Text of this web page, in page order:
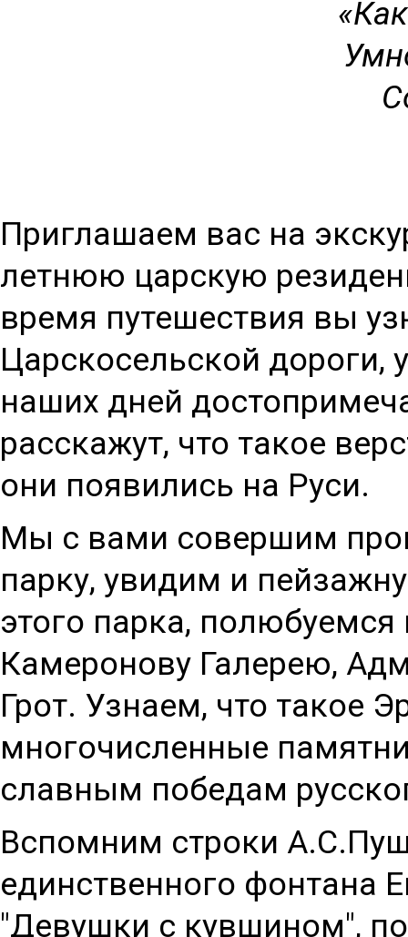
Приглашаем вас на
летнюю царскую
время путешествия вы
Царскосельской дороги,
наших дней
расскажут, что такое
они появились на Руси.
Мы с вами совершим
парку, увидим и
этого парка,
Камеронову Галерею,
Грот. Узнаем, что такое
многочисленные
славным победам
Вспомним строки
единственного фонтана
"Девушки с кувшином",